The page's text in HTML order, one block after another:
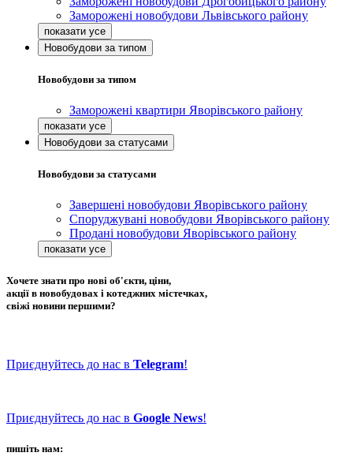
Заморожені новобудови Львівського району
Новобудови за типом
Новобудови за типом
Заморожені квартири Яворівського району
Новобудови за статусами
Новобудови за статусами
Завершені новобудови Яворівського району
Споруджувані новобудови Яворівського району
Продані новобудови Яворівського району
Хочете знати про нові об'єкти, ціни,
акції в новобудовах і котеджних містечках,
свіжі новини першими?
Приєднуйтесь до нас в Telegram!
Приєднуйтесь до нас в Google News!
пишіть нам: